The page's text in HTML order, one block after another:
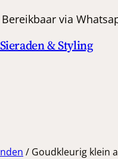
Bereikbaar via
& Styling
/ Goudkleurig klein